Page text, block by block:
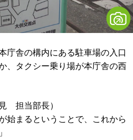
庁舎の構内にある駐車場の入口
、タクシー乗り場が本庁舎の西
担当部長）
始まるということで、これから